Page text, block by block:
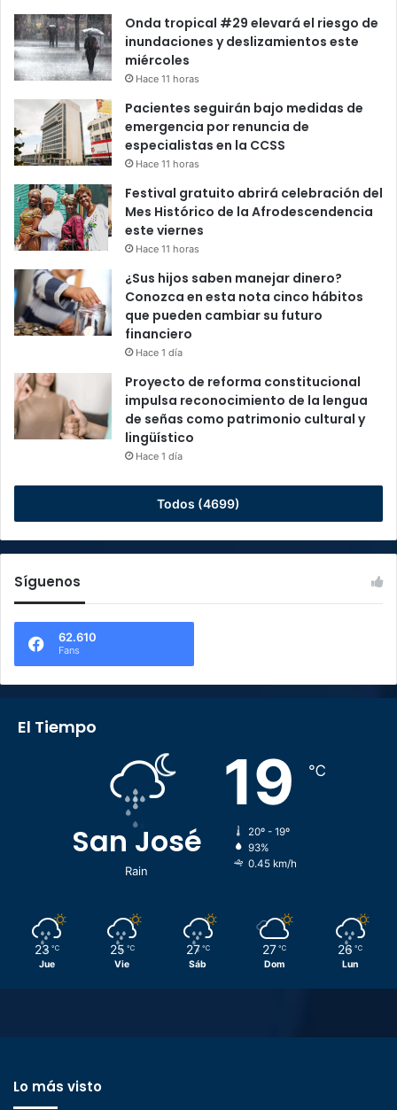
Onda tropical #29 elevará el riesgo de
inundaciones y deslizamientos este
miércoles
Hace 11 horas
Pacientes seguirán bajo medidas de
emergencia por renuncia de
especialistas en la CCSS
Hace 11 horas
Festival gratuito abrirá celebración del
Mes Histórico de la Afrodescendencia
este viernes
Hace 11 horas
¿Sus hijos saben manejar dinero?
Conozca en esta nota cinco hábitos
que pueden cambiar su futuro
financiero
Hace 1 día
Proyecto de reforma constitucional
impulsa reconocimiento de la lengua
de señas como patrimonio cultural y
lingüístico
Hace 1 día
Todos (4699)
Síguenos
62.610
Fans
El Tiempo
San José
Rain
19 ℃
20º - 19º
93%
0.45 km/h
23 ℃
Jue
25 ℃
Vie
27 ℃
Sáb
27 ℃
Dom
26 ℃
Lun
Lo más visto